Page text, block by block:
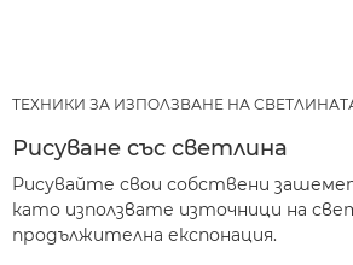
ТЕХНИКИ ЗА ИЗПОЛЗВАНЕ НА
Рисуване със светлина
Рисувайте свои собствени
като използвате източници на
продължителна експонация.